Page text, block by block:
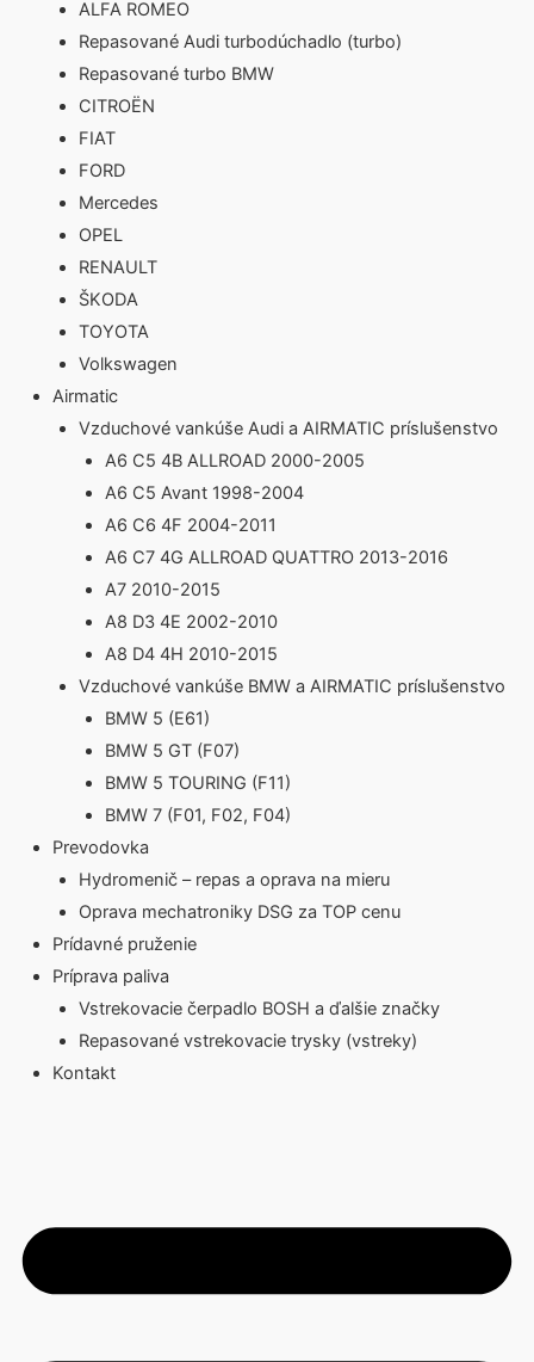
ALFA ROMEO
Repasované Audi turbodúchadlo (turbo)
Repasované turbo BMW
CITROËN
FIAT
FORD
Mercedes
OPEL
RENAULT
ŠKODA
TOYOTA
Volkswagen
Airmatic
Vzduchové vankúše Audi a AIRMATIC príslušenstvo
A6 C5 4B ALLROAD 2000-2005
A6 C5 Avant 1998-2004
A6 C6 4F 2004-2011
A6 C7 4G ALLROAD QUATTRO 2013-2016
A7 2010-2015
A8 D3 4E 2002-2010
A8 D4 4H 2010-2015
Vzduchové vankúše BMW a AIRMATIC príslušenstvo
BMW 5 (E61)
BMW 5 GT (F07)
BMW 5 TOURING (F11)
BMW 7 (F01, F02, F04)
Prevodovka
Hydromenič – repas a oprava na mieru
Oprava mechatroniky DSG za TOP cenu
Prídavné pruženie
Príprava paliva
Vstrekovacie čerpadlo BOSH a ďalšie značky
Repasované vstrekovacie trysky (vstreky)
Kontakt